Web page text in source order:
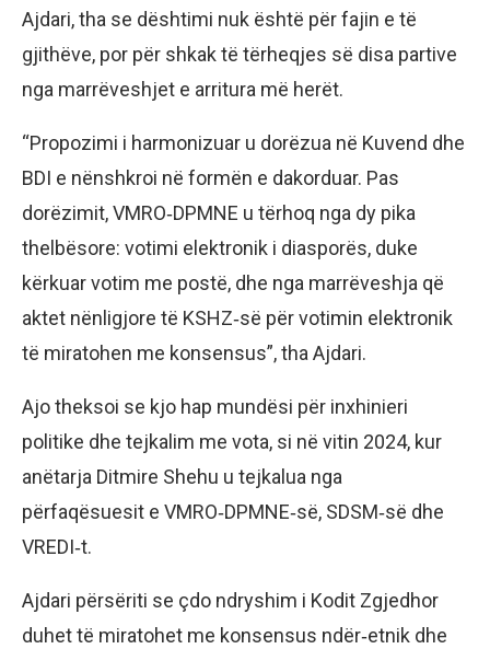
Ajdari, tha se dështimi nuk është për fajin e të
gjithëve, por për shkak të tërheqjes së disa partive
nga marrëveshjet e arritura më herët.
“Propozimi i harmonizuar u dorëzua në Kuvend dhe
BDI e nënshkroi në formën e dakorduar. Pas
dorëzimit, VMRO‑DPMNE u tërhoq nga dy pika
thelbësore: votimi elektronik i diasporës, duke
kërkuar votim me postë, dhe nga marrëveshja që
aktet nënligjore të KSHZ‑së për votimin elektronik
të miratohen me konsensus”, tha Ajdari.
Ajo theksoi se kjo hap mundësi për inxhinieri
politike dhe tejkalim me vota, si në vitin 2024, kur
anëtarja Ditmire Shehu u tejkalua nga
përfaqësuesit e VMRO‑DPMNE‑së, SDSM‑së dhe
VREDI‑t.
Ajdari përsëriti se çdo ndryshim i Kodit Zgjedhor
duhet të miratohet me konsensus ndër‑etnik dhe